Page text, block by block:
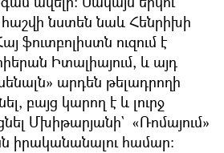
հաշվի նստեն նաև Հենրիխի
ֆուտբոլիստն ուզում է
Իտալիայում, և այդ
արդեն թելադրողի
բայց կարող է և լուրջ
Մխիթարյանի` «Ռոմայում»
իրականանալու համար: